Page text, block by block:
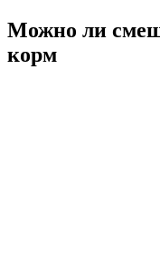
Можно ли
корм